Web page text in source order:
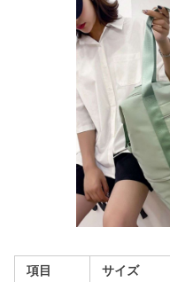
項目 サイズ